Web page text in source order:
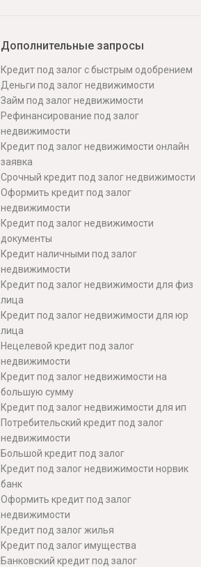
Дополнительные запросы
Кредит под залог с быстрым одобрением
Деньги под залог недвижимости
Займ под залог недвижимости
Рефинансирование под залог
недвижимости
Кредит под залог недвижимости онлайн
заявка
Срочный кредит под залог недвижимости
Оформить кредит под залог
недвижимости
Кредит под залог недвижимости
документы
Кредит наличными под залог
недвижимости
Кредит под залог недвижимости для физ
лица
Кредит под залог недвижимости для юр
лица
Нецелевой кредит под залог
недвижимости
Кредит под залог недвижимости на
большую сумму
Кредит под залог недвижимости для ип
Потребительский кредит под залог
недвижимости
Большой кредит под залог
Кредит под залог недвижимости норвик
банк
Оформить кредит под залог
недвижимости
Кредит под залог жилья
Кредит под залог имущества
Банковский кредит под залог